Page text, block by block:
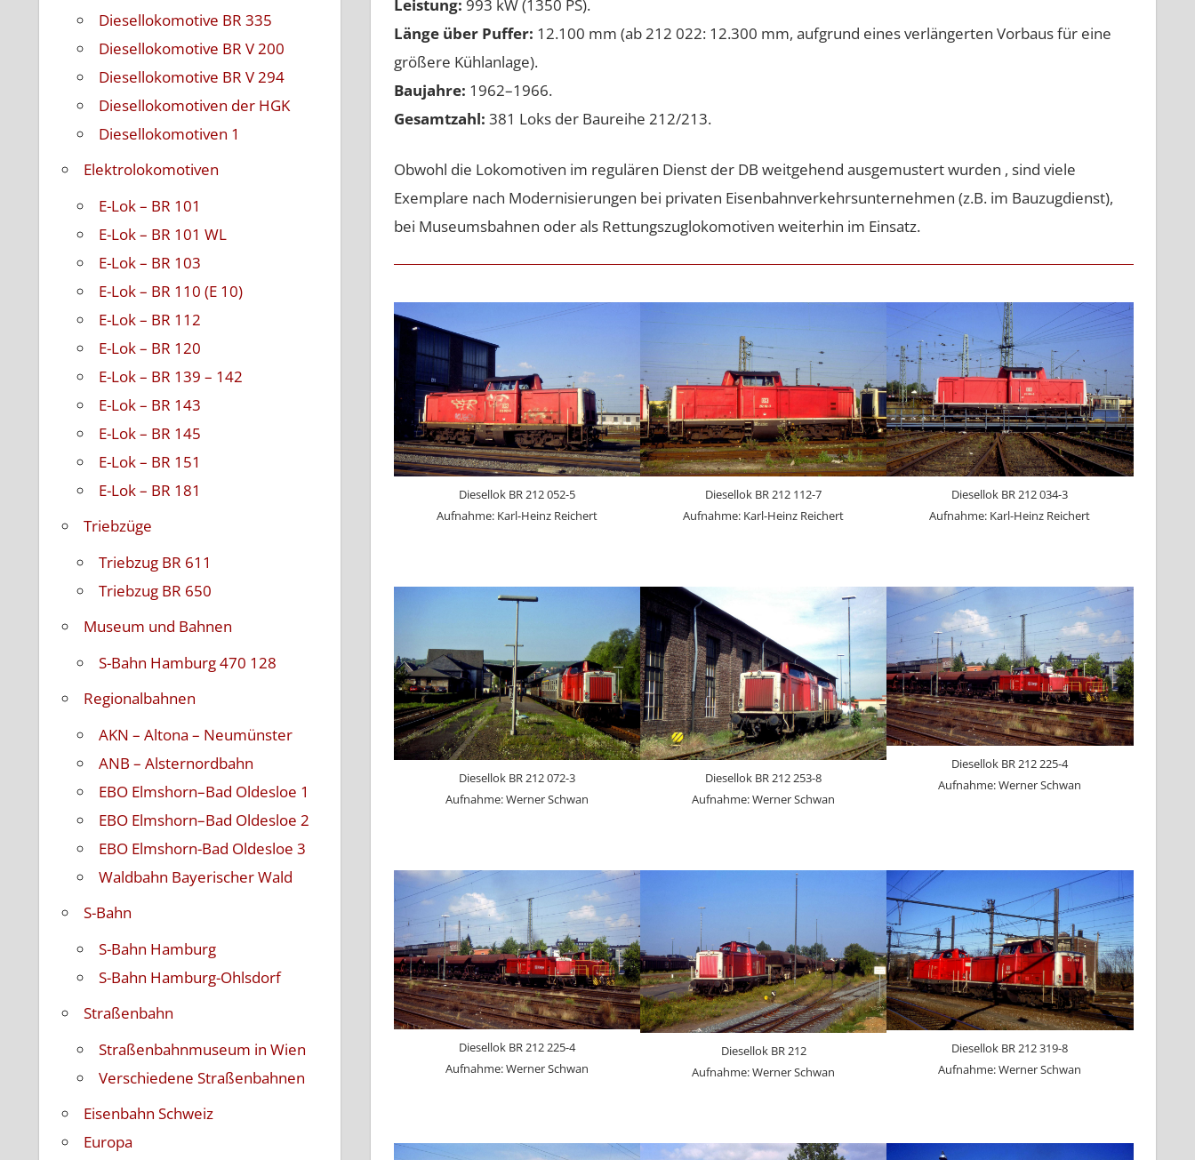
Leistung: 993 kW (1350 PS).
Länge über Puffer: 12.100 mm (ab 212 022: 12.300 mm, aufgrund eines verlängerten Vorbaus für eine
größere Kühlanlage).
Baujahre: 1962–1966.
Gesamtzahl: 381 Loks der Baureihe 212/213.
Obwohl die Lokomotiven im regulären Dienst der DB weitgehend ausgemustert wurden , sind viele
Exemplare nach Modernisierungen bei privaten Eisenbahnverkehrsunternehmen (z.B. im Bauzugdienst),
bei Museumsbahnen oder als Rettungszuglokomotiven weiterhin im Einsatz.
Diesellok BR 212 052-5
Aufnahme: Karl-Heinz Reichert
Diesellok BR 212 112-7
Aufnahme: Karl-Heinz Reichert
Diesellok BR 212 034-3
Aufnahme: Karl-Heinz Reichert
Diesellok BR 212 072-3
Aufnahme: Werner Schwan
Diesellok BR 212 253-8
Aufnahme: Werner Schwan
Diesellok BR 212 225-4
Aufnahme: Werner Schwan
Diesellok BR 212 225-4
Aufnahme: Werner Schwan
Diesellok BR 212
Aufnahme: Werner Schwan
Diesellok BR 212 319-8
Aufnahme: Werner Schwan
Diesellokomotive BR 335
Diesellokomotive BR V 200
Diesellokomotive BR V 294
Diesellokomotiven der HGK
Diesellokomotiven 1
Elektrolokomotiven
E-Lok – BR 101
E-Lok – BR 101 WL
E-Lok – BR 103
E-Lok – BR 110 (E 10)
E-Lok – BR 112
E-Lok – BR 120
E-Lok – BR 139 – 142
E-Lok – BR 143
E-Lok – BR 145
E-Lok – BR 151
E-Lok – BR 181
Triebzüge
Triebzug BR 611
Triebzug BR 650
Museum und Bahnen
S-Bahn Hamburg 470 128
Regionalbahnen
AKN – Altona – Neumünster
ANB – Alsternordbahn
EBO Elmshorn–Bad Oldesloe 1
EBO Elmshorn–Bad Oldesloe 2
EBO Elmshorn-Bad Oldesloe 3
Waldbahn Bayerischer Wald
S-Bahn
S-Bahn Hamburg
S-Bahn Hamburg-Ohlsdorf
Straßenbahn
Straßenbahnmuseum in Wien
Verschiedene Straßenbahnen
Eisenbahn Schweiz
Europa